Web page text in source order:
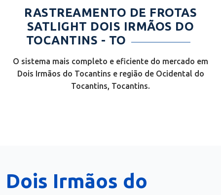
RASTREAMENTO DE FROTAS
SATLIGHT DOIS IRMÃOS DO
TOCANTINS - TO
O sistema mais completo e eficiente do mercado em
Dois Irmãos do Tocantins e região de Ocidental do
Tocantins, Tocantins.
Dois Irmãos do